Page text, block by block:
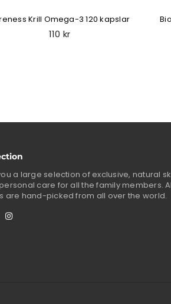
Krill Omega-3 120 kapslar
Regular
110 kr
a large selection of exclusive, natural
care for all the family members.
are hand-picked from all over the world.
Instagram